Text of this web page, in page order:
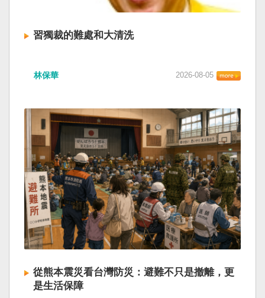
習獨裁的難處和大清洗
林保華 2026-08-05
從熊本震災看台灣防災：避難不只是撤離，更
是生活保障